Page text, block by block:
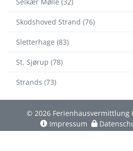
Skodshoved Strand (76)
Sletterhage (83)
St. Sjørup (78)
Strands (73)
© 2026 Ferienhausvermittlung
Impressum